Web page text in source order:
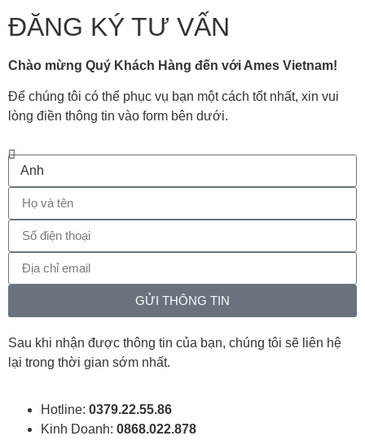
ĐĂNG KÝ TƯ VẤN
Chào mừng Quý Khách Hàng đến với Ames Vietnam!
Để chúng tôi có thể phục vụ bạn một cách tốt nhất, xin vui
lòng điền thông tin vào form bên dưới.
GỬI THÔNG TIN
Sau khi nhận được thông tin của bạn, chúng tôi sẽ liên hệ
lại trong thời gian sớm nhất.
Hotline: 0379.22.55.86
Kinh Doanh: 0868.022.878